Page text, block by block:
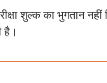
शुल्क का भुगतान
है।